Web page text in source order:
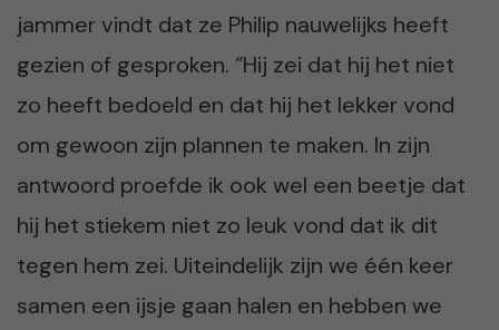
jammer vindt dat ze Philip nauwelijks heeft
gezien of gesproken. “Hij zei dat hij het niet
zo heeft bedoeld en dat hij het lekker vond
om gewoon zijn plannen te maken. In zijn
antwoord proefde ik ook wel een beetje dat
hij het stiekem niet zo leuk vond dat ik dit
tegen hem zei. Uiteindelijk zijn we één keer
samen een ijsje gaan halen en hebben we